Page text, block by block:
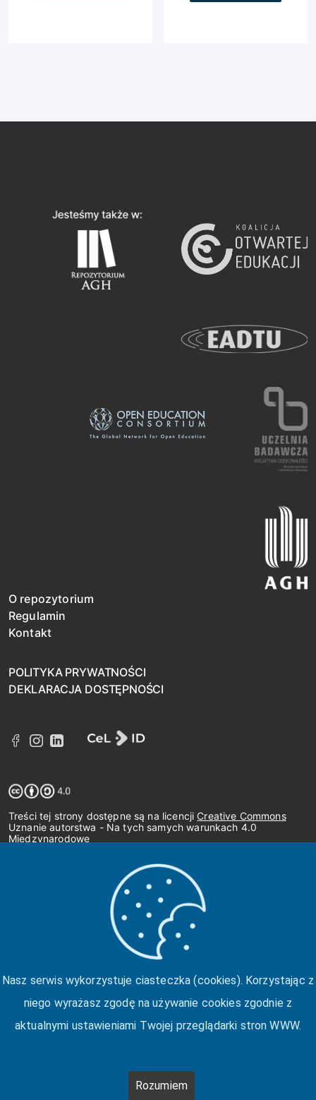
O repozytorium
Regulamin
Kontakt
POLITYKA PRYWATNOŚCI
DEKLARACJA DOSTĘPNOŚCI
Treści tej strony dostępne są na licencji Creative Commons
Uznanie autorstwa - Na tych samych warunkach 4.0
Międzynarodowe
Nasz serwis wykorzystuje ciasteczka (cookies). Korzystając z
niego wyrażasz zgodę na używanie cookies zgodnie z
aktualnymi ustawieniami Twojej przeglądarki stron WWW.
Rozumiem